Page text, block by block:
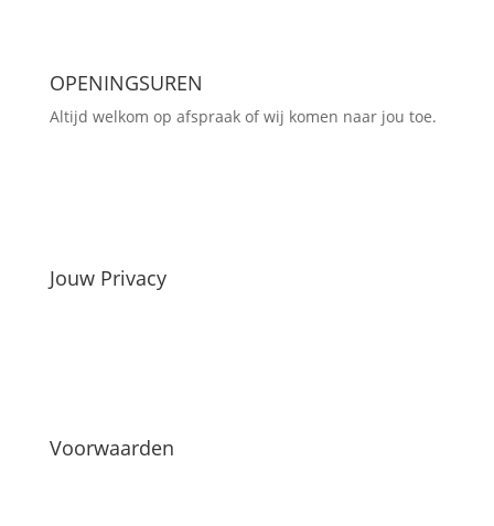
OPENINGSUREN
Altijd welkom op afspraak of wij komen naar jou toe.
Jouw Privacy
Voorwaarden